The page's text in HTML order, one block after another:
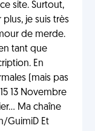
site. Surtout,
je suis très
de merde.
tant que
En
(mais pas
13 Novembre
Ma chaîne
GuimiD Et